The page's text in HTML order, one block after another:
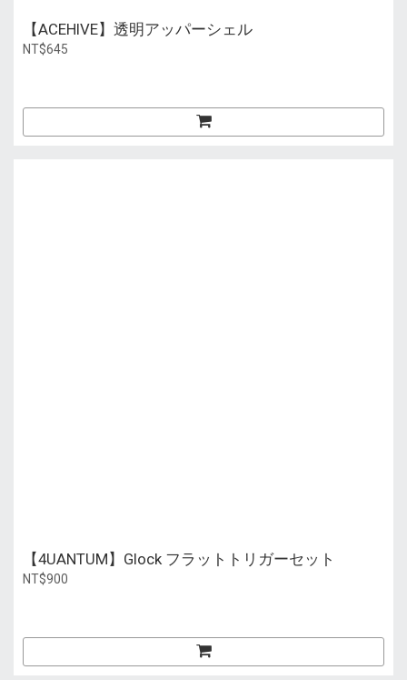
【ACEHIVE】透明アッパーシェル
NT$645
【4UANTUM】Glock フラットトリガーセット
NT$900